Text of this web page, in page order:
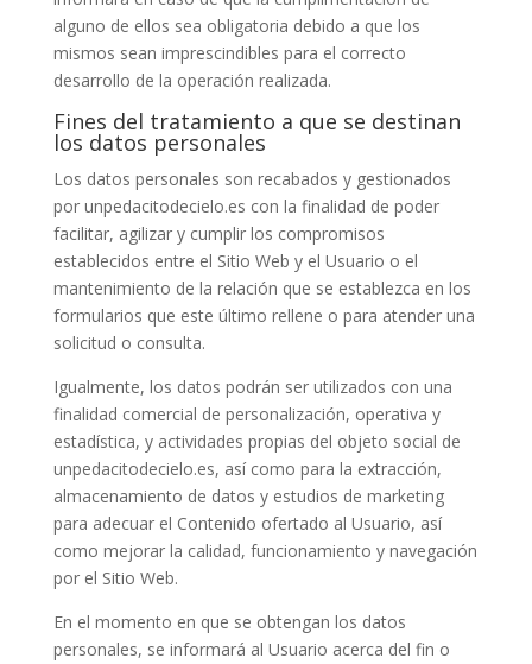
alguno de ellos sea obligatoria debido a que los
mismos sean imprescindibles para el correcto
desarrollo de la operación realizada.
Fines del tratamiento a que se destinan
los datos personales
Los datos personales son recabados y gestionados
porunpedacitodecielo.es con la finalidad de poder
facilitar, agilizar y cumplir los compromisos
establecidos entre el Sitio Web y el Usuario o el
mantenimiento de la relación que se establezca en los
formularios que este último rellene o para atender una
solicitud o consulta.
Igualmente, los datos podrán ser utilizados con una
finalidad comercial de personalización, operativa y
estadística, y actividades propias del objeto social de
unpedacitodecielo.es, así como para la extracción,
almacenamiento de datos y estudios de marketing
para adecuar el Contenido ofertado al Usuario, así
como mejorar la calidad, funcionamiento y navegación
por el Sitio Web.
En el momento en que se obtengan los datos
personales, se informará al Usuario acerca del fin o